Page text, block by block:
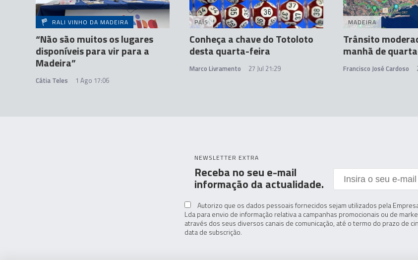
RALI VINHO DA MADEIRA
“Não são muitos os lugares
disponíveis para vir para a
Madeira”
Cátia Teles 1 Ago 17:06
PAÍS
Conheça a chave do Totoloto
desta quarta-feira
Marco Livramento 27 Jul 21:29
MADEIRA
Trânsito
manhã de
Francisco José Cardoso
NEWSLETTER EXTRA
Receba no seu e-mail
informação da actualidade.
Autorizo que os dados pessoais fornecidos sejam utilizados pela
Lda para envio de informação relativa a campanhas promocionais ou de
através dos seus diversos canais de comunicação, até o termo do prazo de
data de subscrição.